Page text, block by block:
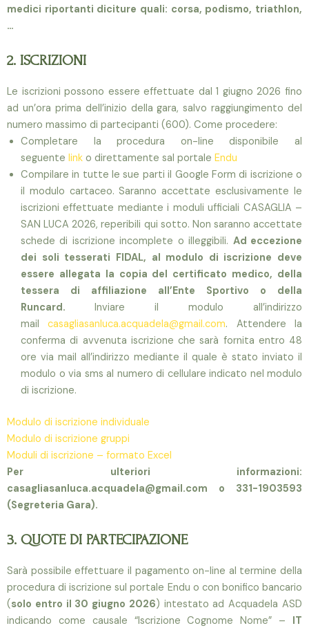
medici riportanti diciture quali: corsa, podismo, triathlon,
…
2. ISCRIZIONI
Le iscrizioni possono essere effettuate dal 1 giugno 2026 fino
ad un’ora prima dell’inizio della gara, salvo raggiungimento del
numero massimo di partecipanti (600). Come procedere:
Completare la procedura on-line disponibile al
seguente link o direttamente sal portale Endu
Compilare in tutte le sue parti il Google Form di iscrizione o
il modulo cartaceo. Saranno accettate esclusivamente le
iscrizioni effettuate mediante i moduli ufficiali CASAGLIA –
SAN LUCA 2026, reperibili qui sotto. Non saranno accettate
schede di iscrizione incomplete o illeggibili. Ad eccezione
dei soli tesserati FIDAL, al modulo di iscrizione deve
essere allegata la copia del certificato medico, della
tessera di affiliazione all’Ente Sportivo o della
Runcard. Inviare il modulo all’indirizzo
mailcasagliasanluca.acquadela@gmail.com. Attendere la
conferma di avvenuta iscrizione che sarà fornita entro 48
ore via mail all’indirizzo mediante il quale è stato inviato il
modulo o via sms al numero di cellulare indicato nel modulo
di iscrizione.
Modulo di iscrizione individuale
Modulo di iscrizione gruppi
Moduli di iscrizione – formato Excel
Per ulteriori informazioni:
casagliasanluca.acquadela@gmail.com o 331-1903593
(Segreteria Gara).
3. QUOTE DI PARTECIPAZIONE
Sarà possibile effettuare il pagamento on-line al termine della
procedura di iscrizione sul portale Endu o con bonifico bancario
(solo entro il 30 giugno 2026) intestato ad Acquadela ASD
indicando come causale “Iscrizione Cognome Nome” – IT